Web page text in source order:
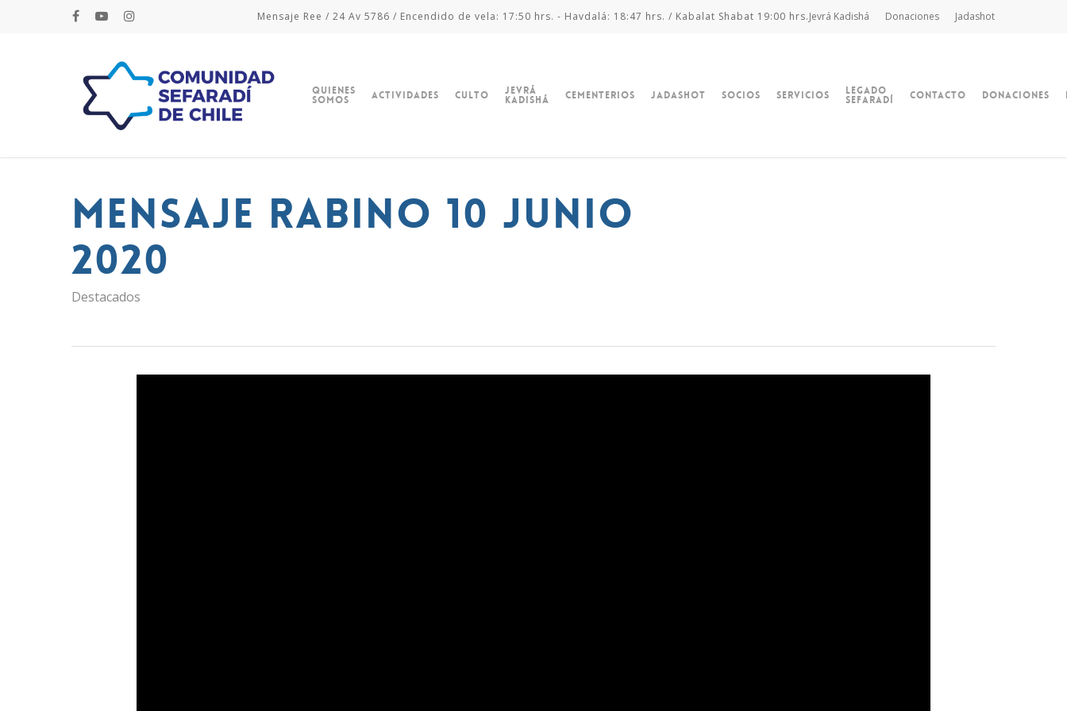
Mensaje Ree / 24 Av 5786 / Encendido de vela: 17:50 hrs. - Havdalá: 18:47 hrs. / Kabalat Shabat 19:00 hrs.Jevrá Kadishá Donaciones Jadashot
Quienes
Somos Actividades Culto Jevrá
Kadishá Cementerios Jadashot Socios Servicios Legado
Sefaradí Contacto Donaciones
Mensaje Rabino 10 junio
2020
Destacados